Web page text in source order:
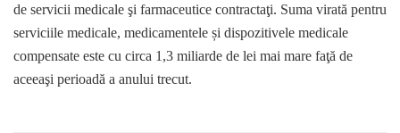
de servicii medicale şi farmaceutice contractaţi. Suma virată pentru
serviciile medicale, medicamentele și dispozitivele medicale
compensate este cu circa 1,3 miliarde de lei mai mare faţă de
aceeaşi perioadă a anului trecut.